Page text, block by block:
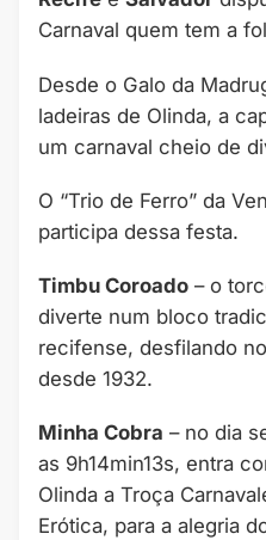
Carnaval quem tem a
Desde o Galo da
ladeiras de Olinda, a
um carnaval cheio de
O “Trio de Ferro” da
participa dessa festa.
Timbu Coroado – o
diverte num bloco
recifense, desfilando
desde 1932.
Minha Cobra – no dia
as 9h14min13s, entra
Olinda a Troça
Erótica, para a alegria